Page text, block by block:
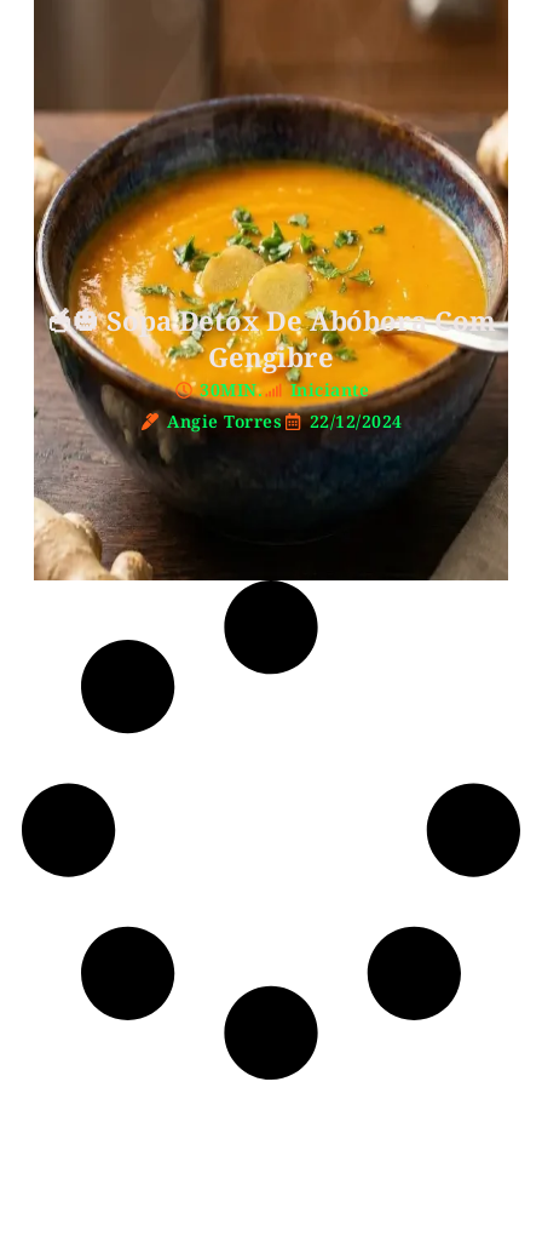
🥣🎃 Sopa Detox De Abóbora Com
Gengibre
30MIN.
Iniciante
Angie Torres
22/12/2024